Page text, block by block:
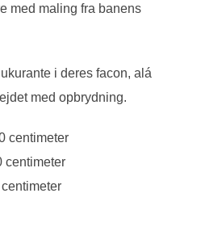
med maling fra banens
i deres facon, alá
med opbrydning.
centimeter